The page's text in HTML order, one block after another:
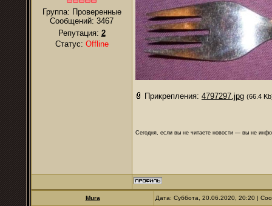
Группа: Проверенные
Сообщений: 3467
Репутация: 2
Статус: Offline
Прикрепления: 4797297.jpg (66.4
Сегодня, если вы не читаете новости — вы не
Mura Дата: Суббота, 20.06.2020, 20:20 |